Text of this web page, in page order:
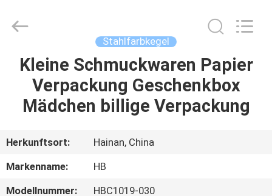
ZU
HAUSE
ÜBER
UNS
Rights
Stahlfarbkegel
Kleine Schmuckwaren Papier
Verpackung Geschenkbox
Mädchen billige Verpackung
Herkunftsort:
Hainan, China
Markenname:
HB
Modellnummer:
HBC1019-030